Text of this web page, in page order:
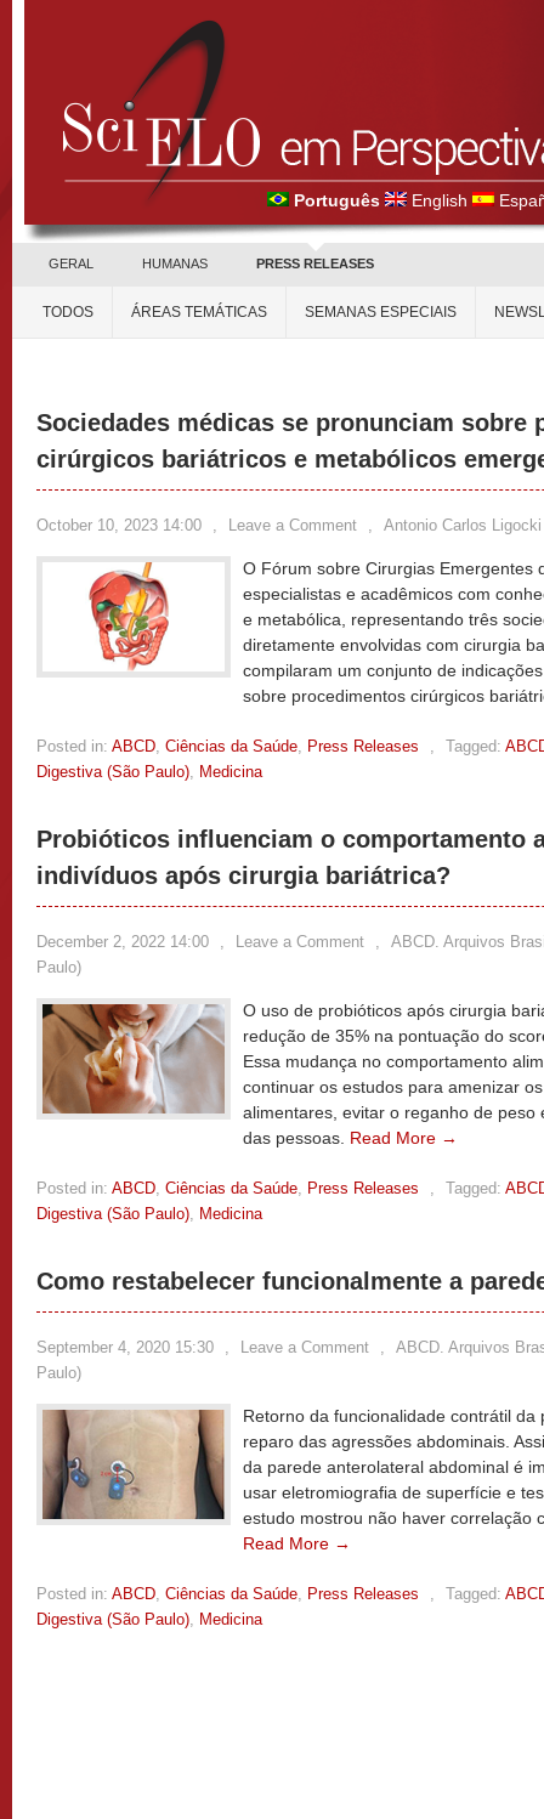
Português English
GERAL HUMANAS PRESS RELEASES
TODOS ÁREAS TEMÁTICAS SEMANAS ESPECIAIS
Sociedades médicas se pronunciam sobre
cirúrgicos bariátricos e metabólicos
October 10, 2023 14:00 , Leave a Comment , Antonio Carlos
O Fórum sobre Cirurgias Emergentes
especialistas e acadêmicos com
e metabólica, representando três
diretamente envolvidas com cirurgia
compilaram um conjunto de
sobre procedimentos cirúrgicos
Posted in: ABCD, Ciências da Saúde, Press Releases , Tagged:
Digestiva (São Paulo), Medicina
Probióticos influenciam o comportamento
indivíduos após cirurgia bariátrica?
December 2, 2022 14:00 , Leave a Comment ,
ABCD. Arquivos
Paulo)
O uso de probióticos após cirurgia
redução de 35% na pontuação do
Essa mudança no comportamento
continuar os estudos para amenizar
alimentares, evitar o reganho de
das pessoas. Read More →
Posted in: ABCD, Ciências da Saúde, Press Releases , Tagged:
Digestiva (São Paulo), Medicina
Como restabelecer funcionalmente a
September 4, 2020 15:30 , Leave a Comment ,
ABCD. Arquivos
Paulo)
Retorno da funcionalidade contrátil
reparo das agressões abdominais.
da parede anterolateral abdominal é
usar eletromiografia de superfície e
estudo mostrou não haver correlação
Read More →
Posted in: ABCD, Ciências da Saúde, Press Releases , Tagged:
Digestiva (São Paulo), Medicina